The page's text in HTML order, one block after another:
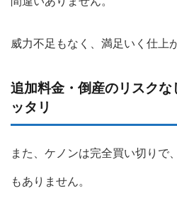
威力不足もなく、満足いく仕上
追加料金・倒産のリスク
ッタリ
また、ケノンは完全買い切りで
もありません。